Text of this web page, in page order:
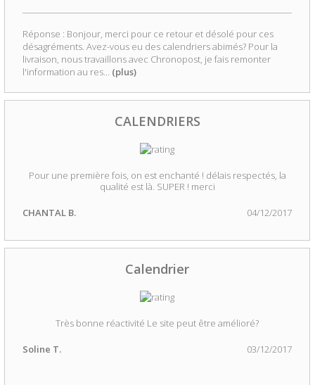
Réponse : Bonjour, merci pour ce retour et désolé pour ces
désagréments. Avez-vous eu des calendriers abimés? Pour la
livraison, nous travaillons avec Chronopost, je fais remonter
l'information au res... (plus)
CALENDRIERS
Pour une première fois, on est enchanté ! délais respectés, la
qualité est là. SUPER ! merci
CHANTAL B. 04/12/2017
Calendrier
Très bonne réactivité Le site peut être amélioré?
Soline T. 03/12/2017